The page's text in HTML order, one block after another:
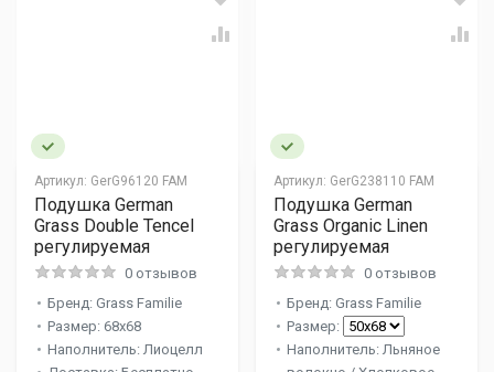
Артикул: GerG96120 FAM
Подушка German
Grass Double Tencel
регулируемая
0 отзывов
Бренд: Grass Familie
Размер: 68x68
Наполнитель: Лиоцелл
Артикул: GerG238110 FAM
Подушка German
Grass Organic Linen
регулируемая
0 отзывов
Бренд: Grass Familie
Размер:
Наполнитель: Льняное